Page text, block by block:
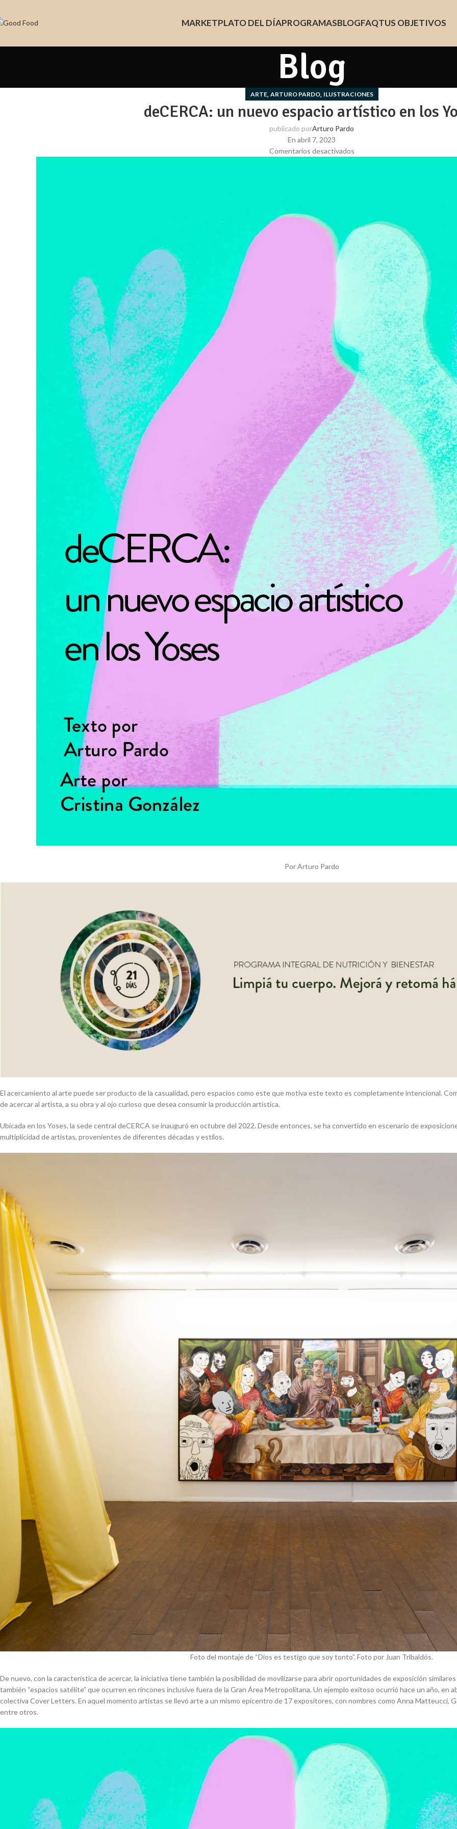
MARKETPLATO DEL DÍAPROGRAMASBLOGFAQTUS OBJETIVOS
Blog
ARTE, ARTURO PARDO, ILUSTRACIONES
deCERCA: un nuevo espacio artístico en los
publicado porArturo Pardo
En abril 7, 2023
Comentarios desactivados
Por Arturo Pardo
El acercamiento al arte puede ser producto de la casualidad, pero espacios como este que motiva este texto es completamente intencional.
de acercar al artista, a su obra y al ojo curioso que desea consumir la producción artística.
Ubicada en los Yoses, la sede central deCERCA se inauguró en octubre del 2022. Desde entonces, se ha convertido en escenario de
multiplicidad de artistas, provenientes de diferentes décadas y estilos.
Foto del montaje de “Dios es testigo que soy tonto”. Foto por Juan Tribaldós.
De nuevo, con la característica de acercar, la iniciativa tiene también la posibilidad de movilizarse para abrir oportunidades de exposición
también “espacios satélite” que ocurren en rincones inclusive fuera de la Gran Área Metropolitana. Un ejemplo exitoso ocurrió hace un año, en
colectiva Cover Letters. En aquel momento artistas se llevó arte a un mismo epicentro de 17 expositores, con nombres como Anna Matteucci,
entre otros.